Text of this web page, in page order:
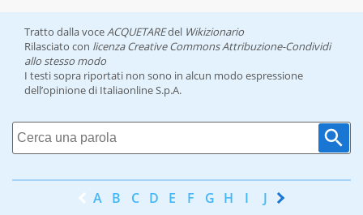
Tratto dalla voceACQUETAREdel Wikizionario
Rilasciato con licenza Creative Commons Attribuzione-Condividi
allo stesso modo
I testi sopra riportati non sono in alcun modo espressione
dell’opinione di Italiaonline S.p.A.
A B C D E F G H I J K